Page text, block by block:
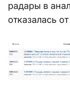
радары в
отказалась